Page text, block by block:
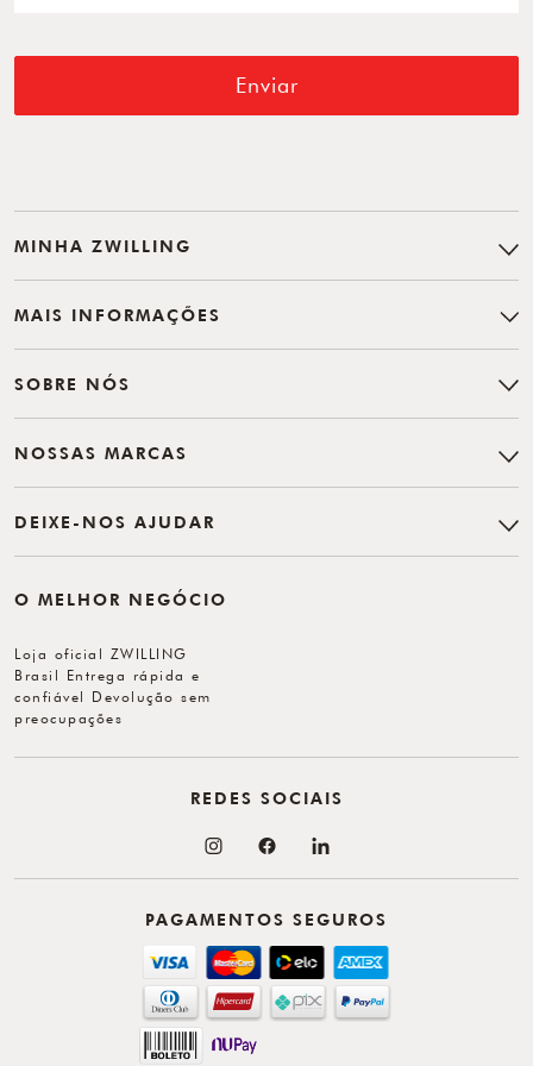
Enviar
MINHA ZWILLING
MAIS INFORMAÇÕES
SOBRE NÓS
NOSSAS MARCAS
DEIXE-NOS AJUDAR
O MELHOR NEGÓCIO
Loja oficial ZWILLING
Brasil Entrega rápida e
confiável Devolução sem
preocupações
PAGAMENTOS SEGUROS
REDES SOCIAIS